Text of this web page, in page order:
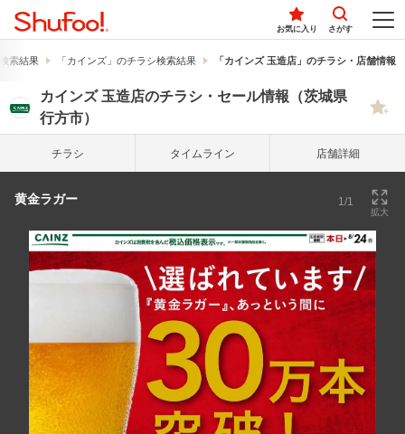
お気に入り さがす
索結果 「カインズ」のチラシ検索結果 「カインズ 玉造店」のチラシ・店舗情報
カインズ 玉造店のチラシ・セール情報（茨城県
行方市）
チラシ タイム ライン 店舗詳細
黄金ラガー 1/1
拡大